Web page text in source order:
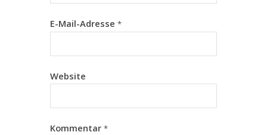
E-Mail-Adresse *
Website
Kommentar *